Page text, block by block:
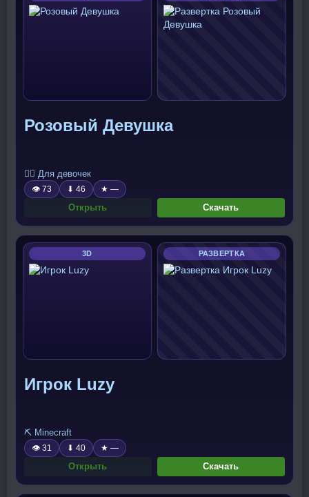
Розовый Девушка
🧍‍♀️ Для девочек
👁 73 ⬇ 46 ★ —
Открыть Скачать
3D РАЗВЕРТКА
Игрок Luzy
⛏️ Minecraft
👁 31 ⬇ 40 ★ —
Открыть Скачать